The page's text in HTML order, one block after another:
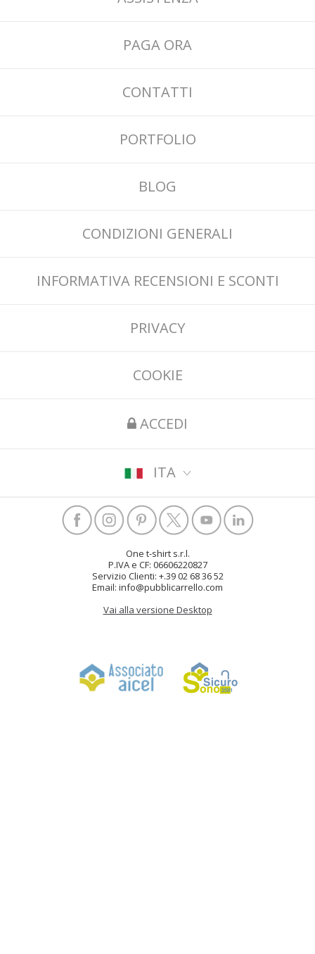
PAGA ORA
CONTATTI
PORTFOLIO
BLOG
CONDIZIONI GENERALI
INFORMATIVA RECENSIONI E SCONTI
PRIVACY
COOKIE
ACCEDI
ITA
One t-shirt s.r.l.
P.IVA e CF: 06606220827
Servizio Clienti: +.39 02 68 36 52
Email: info@pubblicarrello.com
Vai alla versione Desktop